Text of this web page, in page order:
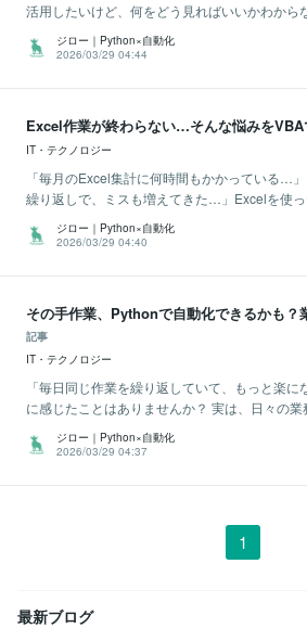
活用したいけど、何をどう見ればいいかわから
ジロー｜Python×自動化
2026/03/29 04:44
Excel作業が終わらない…そんな悩みを
IT・テクノロジー
「毎月のExcel集計に何時間もかかっている…
繰り返しで、ミスも増えてきた…」Excelを使っ
ジロー｜Python×自動化
2026/03/29 04:40
その手作業、Pythonで自動化できるかも？
記事
IT・テクノロジー
「毎日同じ作業を繰り返していて、もっと楽
に感じたことはありませんか？ 実は、日々の業
ジロー｜Python×自動化
2026/03/29 04:37
1
最新ブログ